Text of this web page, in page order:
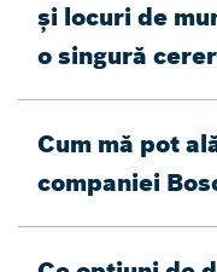
și locuri de
o singură
Cum mă pot
companiei